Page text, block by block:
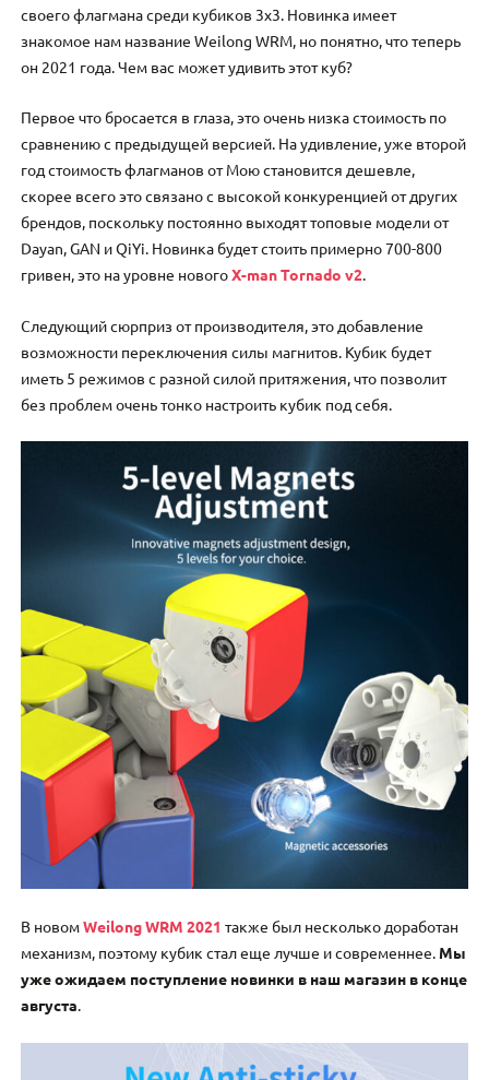
своего флагмана среди кубиков 3х3. Новинка имеет
знакомое нам название Weilong WRM, но понятно, что теперь
он 2021 года. Чем вас может удивить этот куб?
Первое что бросается в глаза, это очень низка стоимость по
сравнению с предыдущей версией. На удивление, уже второй
год стоимость флагманов от Мою становится дешевле,
скорее всего это связано с высокой конкуренцией от других
брендов, поскольку постоянно выходят топовые модели от
Dayan, GAN и QiYi. Новинка будет стоить примерно 700-800
гривен, это на уровне новогоX-man Tornado v2.
Следующий сюрприз от производителя, это добавление
возможности переключения силы магнитов. Кубик будет
иметь 5 режимов с разной силой притяжения, что позволит
без проблем очень тонко настроить кубик под себя.
В новомWeilong WRM 2021 также был несколько доработан
механизм, поэтому кубик стал еще лучше и современнее. Мы
уже ожидаем поступление новинки в наш магазин в конце
августа.